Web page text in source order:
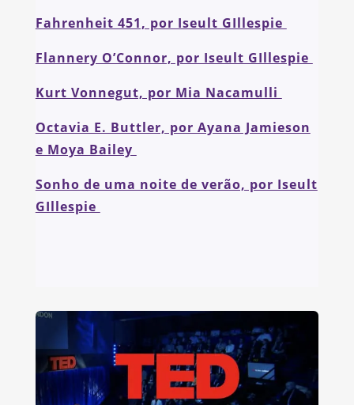
Fahrenheit 451, por Iseult GIllespie
Flannery O’Connor, por Iseult GIllespie
Kurt Vonnegut, por Mia Nacamulli
Octavia E. Buttler, por Ayana Jamieson
e Moya Bailey
Sonho de uma noite de verão, por Iseult
GIllespie